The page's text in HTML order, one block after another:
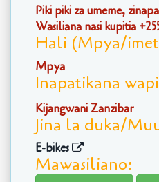
Piki piki za umeme,
Wasiliana nasi kupitia
Hali (Mpya/
Mpya
Inapatikana
Kijangwani Zanzibar
Jina la duka/
E-bikes
Mawasiliano: